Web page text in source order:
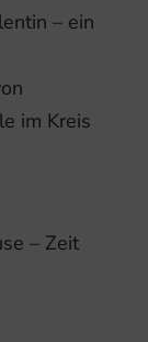
– ein
im Kreis
– Zeit